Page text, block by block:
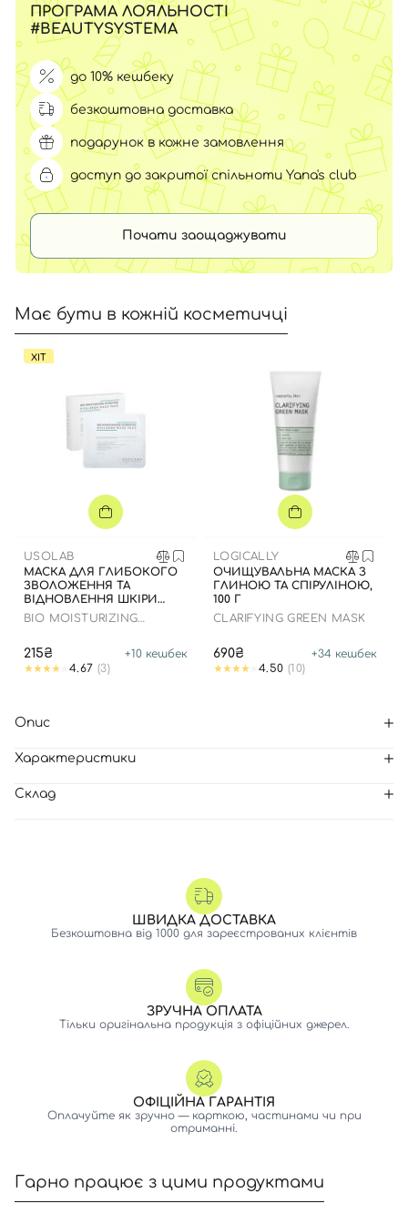
ПРОГРАМА ЛОЯЛЬНОСТІ
#BEAUTYSYSTEMA
до 10% кешбеку
безкоштовна доставка
подарунок в кожне замовлення
доступ до закритої спільноти Yana's club
Почати заощаджувати
Має бути в кожній косметичці
ХІТ
USOLAB
МАСКА ДЛЯ ГЛИБОКОГО
ЗВОЛОЖЕННЯ ТА
ВІДНОВЛЕННЯ ШКІРИ
ОБЛИЧЧЯ З
BIO MOISTURIZING
215₴ +10 кешбек
4.67 (3)
LOGICALLY
ОЧИЩУВАЛЬНА МАСКА З
ГЛИНОЮ ТА СПІРУЛІНОЮ,
100 Г
CLARIFYING GREEN MASK
690₴ +34 кешбек
4.50 (10)
Опис
Характеристики
Склад
ШВИДКА ДОСТАВКА
Безкоштовна від 1000 для зареєстрованих клієнтів
ЗРУЧНА ОПЛАТА
Тільки оригінальна продукція з офіційних джерел.
ОФІЦІЙНА ГАРАНТІЯ
Оплачуйте як зручно — карткою, частинами чи при
отриманні.
Гарно працює з цими продуктами